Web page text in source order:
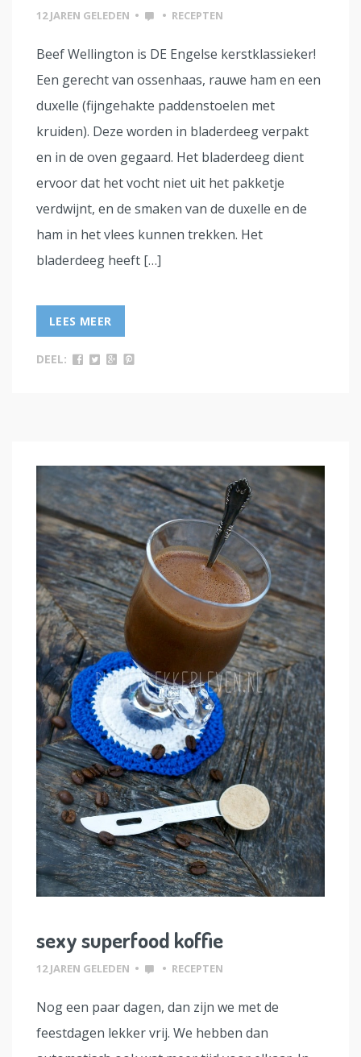
12 JAREN GELEDEN • • RECEPTEN
Beef Wellington is DE Engelse kerstklassieker!
Een gerecht van ossenhaas, rauwe ham en een
duxelle (fijngehakte paddenstoelen met
kruiden). Deze worden in bladerdeeg verpakt
en in de oven gegaard. Het bladerdeeg dient
ervoor dat het vocht niet uit het pakketje
verdwijnt, en de smaken van de duxelle en de
ham in het vlees kunnen trekken. Het
bladerdeeg heeft […]
LEES MEER
DEEL:
sexy superfood koffie
12 JAREN GELEDEN • • RECEPTEN
Nog een paar dagen, dan zijn we met de
feestdagen lekker vrij. We hebben dan